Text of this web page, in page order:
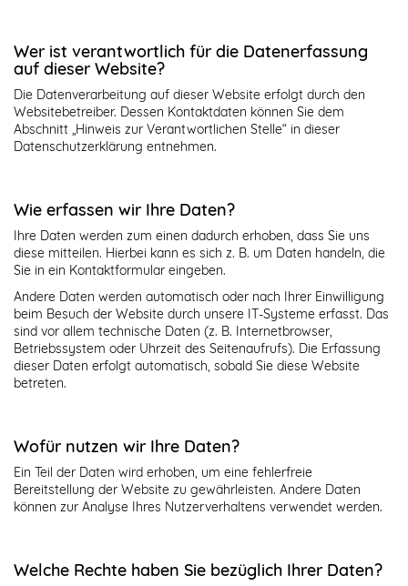
Wer ist verantwortlich für die Datenerfassung
auf dieser Website?
Die Datenverarbeitung auf dieser Website erfolgt durch den
Websitebetreiber. Dessen Kontaktdaten können Sie dem
Abschnitt „Hinweis zur Verantwortlichen Stelle“ in dieser
Datenschutzerklärung entnehmen.
Wie erfassen wir Ihre Daten?
Ihre Daten werden zum einen dadurch erhoben, dass Sie uns
diese mitteilen. Hierbei kann es sich z. B. um Daten handeln, die
Sie in ein Kontaktformular eingeben.
Andere Daten werden automatisch oder nach Ihrer Einwilligung
beim Besuch der Website durch unsere IT-Systeme erfasst. Das
sind vor allem technische Daten (z. B. Internetbrowser,
Betriebssystem oder Uhrzeit des Seitenaufrufs). Die Erfassung
dieser Daten erfolgt automatisch, sobald Sie diese Website
betreten.
Wofür nutzen wir Ihre Daten?
Ein Teil der Daten wird erhoben, um eine fehlerfreie
Bereitstellung der Website zu gewährleisten. Andere Daten
können zur Analyse Ihres Nutzerverhaltens verwendet werden.
Welche Rechte haben Sie bezüglich Ihrer Daten?